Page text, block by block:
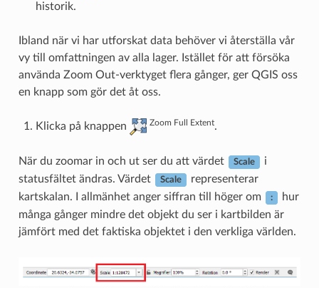
historik.
Ibland när vi har utforskat data behöver vi återställa vår
vy till omfattningen av alla lager. Istället för att försöka
använda Zoom Out-verktyget flera gånger, ger QGIS oss
en knapp som gör det åt oss.
Klicka på knappen Zoom Full Extent.
När du zoomar in och ut ser du att värdet Scale
i
statusfältet ändras. Värdet
Scale
representerar
kartskalan. I allmänhet anger siffran till höger om
:
hur
många gånger mindre det objekt du ser i kartbilden är
jämfört med det faktiska objektet i den verkliga världen.